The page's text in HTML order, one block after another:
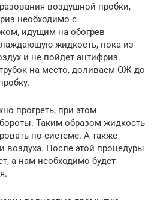
воздушной пробки,
необходимо с
идущим на обогрев
жидкость, пока из
и не пойдет антифриз.
на место, доливаем ОЖ до
прогреть, при этом
Таким образом жидкость
по системе. А также
воздуха. После этой процедуры
а нам необходимо будет